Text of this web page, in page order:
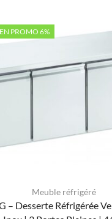
EN PROMO 6%
Meuble réfrigéré
– Desserte Réfrigérée